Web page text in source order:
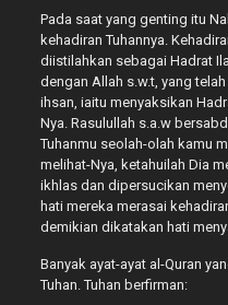
Pada saat yang genting itu
kehadiran Tuhannya.
diistilahkan sebagai Hadrat
dengan Allah s.w.t, yang
ihsan, iaitu menyaksikan
Nya. Rasulullah s.a.w
Tuhanmu seolah-olah kamu
melihat-Nya, ketahuilah Dia
ikhlas dan dipersucikan
hati mereka merasai
demikian dikatakan hati
Banyak ayat-ayat al-Quran
Tuhan. Tuhan berfirman: